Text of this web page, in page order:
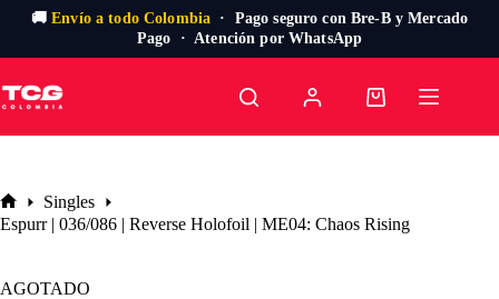
🚚Envío a todo Colombia · Pago seguro con Bre-B y Mercado
Pago · Atención por WhatsApp
al
contenido
Carro
Inicio
Singles
Espurr | 036/086 | Reverse Holofoil | ME04: Chaos Rising
AGOTADO